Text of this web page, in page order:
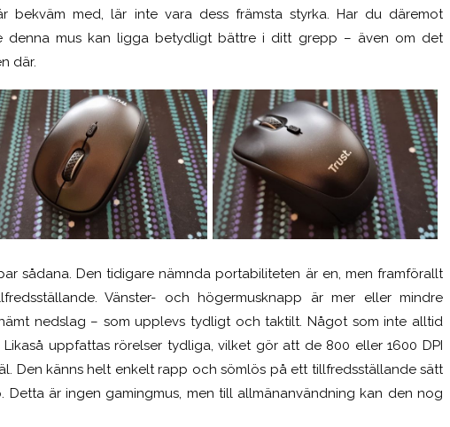
bekväm med, lär inte vara dess främsta styrka. Har du däremot
denna mus kan ligga betydligt bättre i ditt grepp – även om det
där.
sådana. Den tidigare nämnda portabiliteten är en, men framförallt
Vänster- och högermusknapp är mer eller mindre
nedslag – som upplevs tydligt och taktilt. Något som inte alltid
uppfattas rörelser tydliga, vilket gör att de 800 eller 1600 DPI
Den känns helt enkelt rapp och sömlös på ett tillfredsställande sätt
Detta är ingen gamingmus, men till allmänanvändning kan den nog